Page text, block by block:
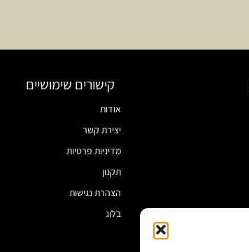
קישורים שימושיים
אודות
יצירת קשר
מדיניות פרטיות
תקנון
הצהרת נגישות
בלוג